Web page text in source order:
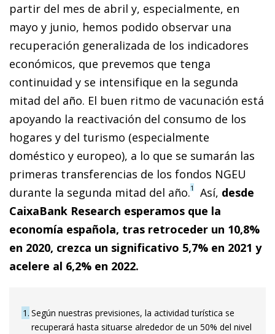
partir del mes de abril y, especialmente, en
mayo y junio, hemos podido observar una
recuperación generalizada de los indicadores
económicos, que prevemos que tenga
continuidad y se intensifique en la segunda
mitad del año. El buen ritmo de vacunación está
apoyando la reactivación del consumo de los
hogares y del turismo (especialmente
doméstico y europeo), a lo que se sumarán las
primeras transferencias de los fondos NGEU
durante la segunda mitad del año.1 Así, desde
CaixaBank Research esperamos que la
economía española, tras retroceder un 10,8%
en 2020, crezca un significativo 5,7% en 2021 y
acelere al 6,2% en 2022.
1 Según nuestras previsiones, la actividad turística se
recuperará hasta situarse alrededor de un 50% del nivel